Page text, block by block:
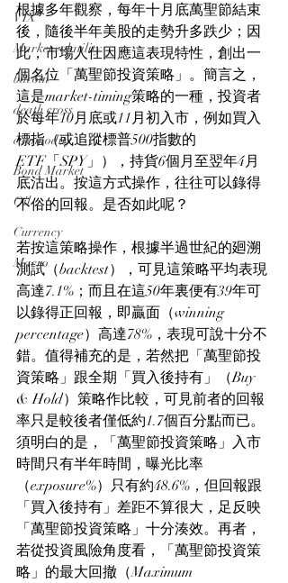
VIX
Market volatility
bitcoin
death cross
commodity
Bond Market
Oil
Currency
Macro
根據多年觀察，每年十月底萬聖節結束
後，隨後半年美股的走勢升多跌少；因
此，市場人仕因應這表現特性，創出一
個名位「萬聖節投資策略」。簡言之，
這是market-timing策略的一種，投資者
於每年10月底或11月初入市，例如買入
標指（或追蹤標普500指數的
ETF「SPY」），持貨6個月至翌年4月
底沽出。按這方式操作，往往可以錄得
不俗的回報。是否如此呢？
若按這策略操作，根據半過世紀的廻溯
測試（backtest），可見這策略平均表現
高達7.1%；而且在這50年裏便有39年可
以錄得正回報，即贏面（winning
percentage）高達78%，表現可說十分不
錯。值得補充的是，若然把「萬聖節投
資策略」跟全期「買入後持有」（Buy
& Hold）策略作比較，可見前者的回報
率只是較後者僅低約1.7個百分點而已。
須明白的是，「萬聖節投資策略」入市
時間只有半年時間，曝光比率
（exposure%）只有約48.6%，但回報跟
「買入後持有」差距不算很大，足反映
「萬聖節投資策略」十分湊效。再者，
若從投資風險角度看，「萬聖節投資策
略」的最大回撤（Maximum